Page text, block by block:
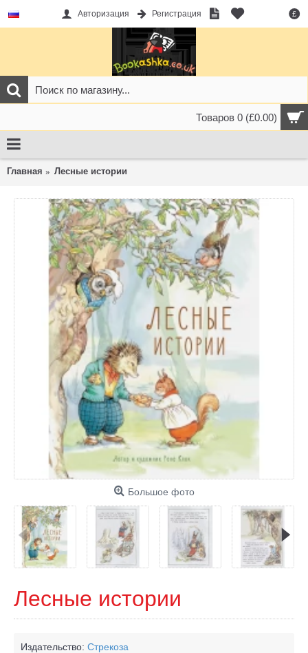
£
Авторизация Регистрация
Товаров 0 (£0.00)
Главная Лесные истории
Большое фото
Лесные истории
Издательство: Стрекоза